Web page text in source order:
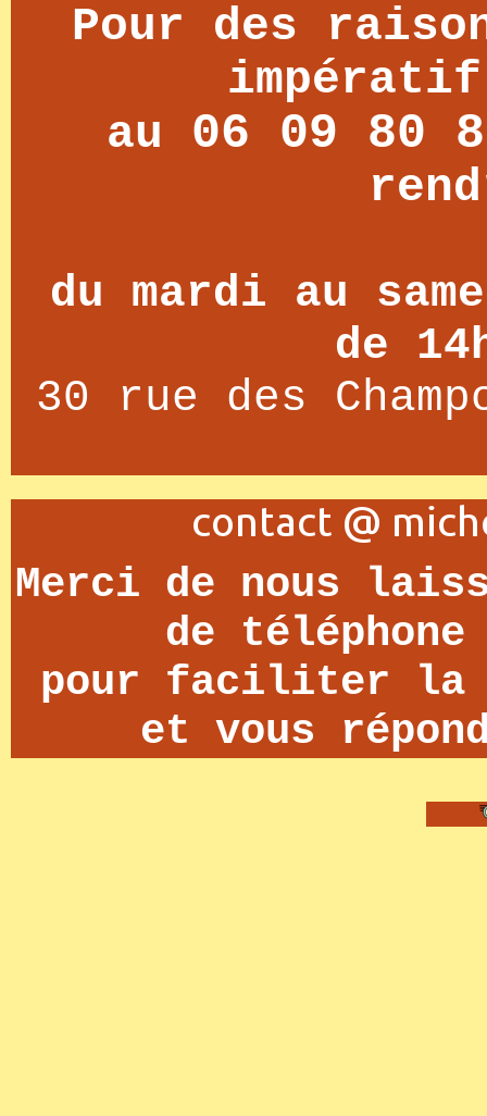
Pour des
au 06 09 80
du mardi au
de
30 rue des
Merci de nous
de
pour faciliter la
et vous